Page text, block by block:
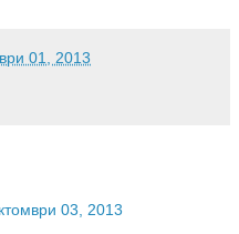
01, 2013
03, 2013